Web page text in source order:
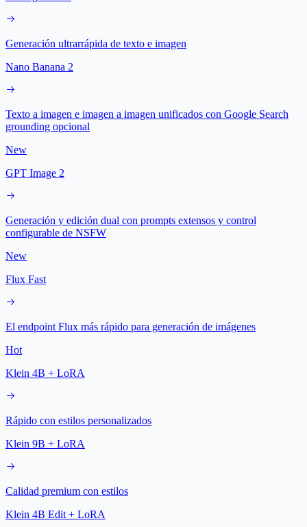
Generación ultrarrápida de texto e imagen
Nano Banana 2
Texto a imagen e imagen a imagen unificados con Google Search
grounding opcional
New
GPT Image 2
Generación y edición dual con prompts extensos y control
configurable de NSFW
New
Flux Fast
El endpoint Flux más rápido para generación de imágenes
Hot
Klein 4B + LoRA
Rápido con estilos personalizados
Klein 9B + LoRA
Calidad premium con estilos
Klein 4B Edit + LoRA